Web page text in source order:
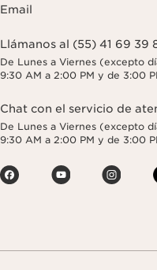
Email
Llámanos al (55) 41 69 39
De Lunes a Viernes (excepto
9:30 AM a 2:00 PM y de 3:00
Chat con el servicio de
De Lunes a Viernes (excepto
9:30 AM a 2:00 PM y de 3:00